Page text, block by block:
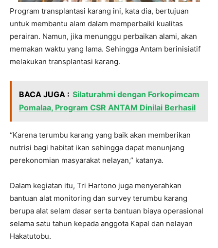
Program transplantasi karang ini, kata dia, bertujuan
untuk membantu alam dalam memperbaiki kualitas
perairan. Namun, jika menunggu perbaikan alami, akan
memakan waktu yang lama. Sehingga Antam berinisiatif
melakukan transplantasi karang.
BACA JUGA : Silaturahmi dengan Forkopimcam
Pomalaa, Program CSR ANTAM Dinilai Berhasil
“Karena terumbu karang yang baik akan memberikan
nutrisi bagi habitat ikan sehingga dapat menunjang
perekonomian masyarakat nelayan,” katanya.
Dalam kegiatan itu, Tri Hartono juga menyerahkan
bantuan alat monitoring dan survey terumbu karang
berupa alat selam dasar serta bantuan biaya operasional
selama satu tahun kepada anggota Kapal dan nelayan
Hakatutobu.